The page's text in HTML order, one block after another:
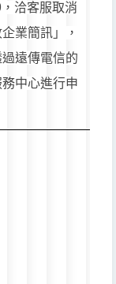
洽客服取消
企業簡訊」，
遠傳電信的
中心進行申